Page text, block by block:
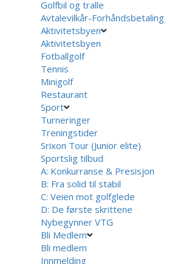
Golfbil og tralle
Avtalevilkår-Forhåndsbetaling
Aktivitetsbyen
Aktivitetsbyen
Fotballgolf
Tennis
Minigolf
Restaurant
Sport
Turneringer
Treningstider
Srixon Tour (Junior elite)
Sportslig tilbud
A: Konkurranse & Presisjon
B: Fra solid til stabil
C: Veien mot golfglede
D: De første skrittene
Nybegynner VTG
Bli Medlem
Bli medlem
Innmelding